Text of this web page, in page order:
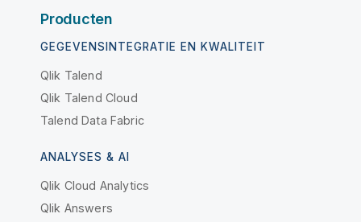
Producten
GEGEVENSINTEGRATIE EN KWALITEIT
Qlik Talend
Qlik Talend Cloud
Talend Data Fabric
ANALYSES & AI
Qlik Cloud Analytics
Qlik Answers